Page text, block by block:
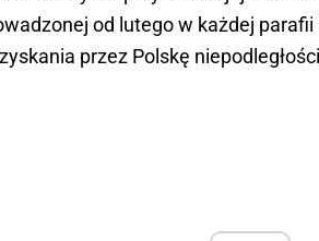
od lutego w każdej
przez Polskę